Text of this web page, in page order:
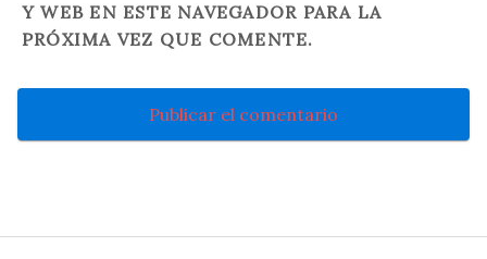
Y WEB EN ESTE NAVEGADOR PARA LA
PRÓXIMA VEZ QUE COMENTE.